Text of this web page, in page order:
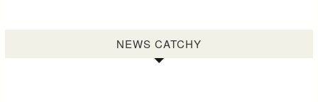
NEWS CATCHY